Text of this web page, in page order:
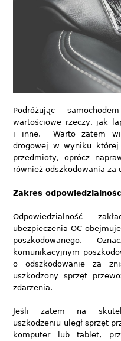
Podróżując
wartościowe rzeczy, jak
i inne. Warto zatem
drogowej w wyniku której
przedmioty, oprócz
również odszkodowania za
Zakres
Odpowiedzialność
ubezpieczenia OC
poszkodowanego.
komunikacyjnym
o odszkodowanie za
uszkodzony sprzęt
zdarzenia.
Jeśli zatem na
uszkodzeniu uległ sprzęt
komputer lub tablet,